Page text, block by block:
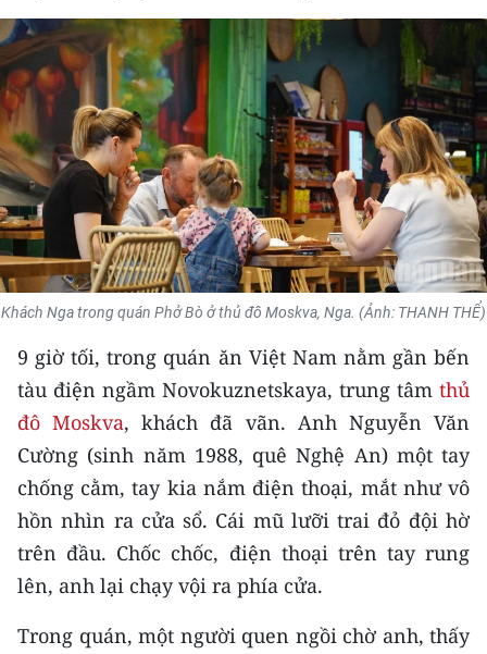
THỂ THAO
GIÁO DỤC
Y TẾ
KHOA HỌC - CÔNG NGHỆ
MÔI TRƯỜNG
BẠN ĐỌC
TRI THỨC CHUYÊN SÂU
54 DÂN TỘC VIỆT NAM
CHƯƠNG TRÌNH OCOP - MỖI XÃ
MỘT SẢN PHẨM
RADIO
MEDIA CENTER
Khách Nga trong quán Phở Bò ở thủ đô Moskva, Nga. (Ảnh: THANH THỂ)
9 giờ tối, trong quán ăn Việt Nam nằm gần bến
tàu điện ngầm Novokuznetskaya, trung tâm thủ
đô Moskva, khách đã vãn. Anh Nguyễn Văn
Cường (sinh năm 1988, quê Nghệ An) một tay
chống cằm, tay kia nắm điện thoại, mắt như vô
hồn nhìn ra cửa sổ. Cái mũ lưỡi trai đỏ đội hờ
trên đầu. Chốc chốc, điện thoại trên tay rung
lên, anh lại chạy vội ra phía cửa.
Trong quán, một người quen ngồi chờ anh, thấy